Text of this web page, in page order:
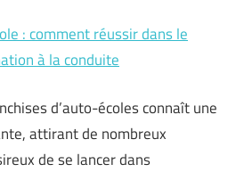
: comment réussir dans le
à la conduite
d’auto-écoles connaît une
attirant de nombreux
de se lancer dans